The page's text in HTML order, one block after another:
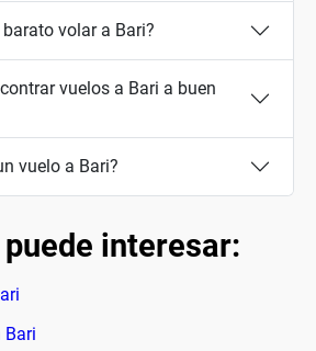
volar a Bari?
vuelos a Bari a buen
vuelo a Bari?
interesar:
Bari